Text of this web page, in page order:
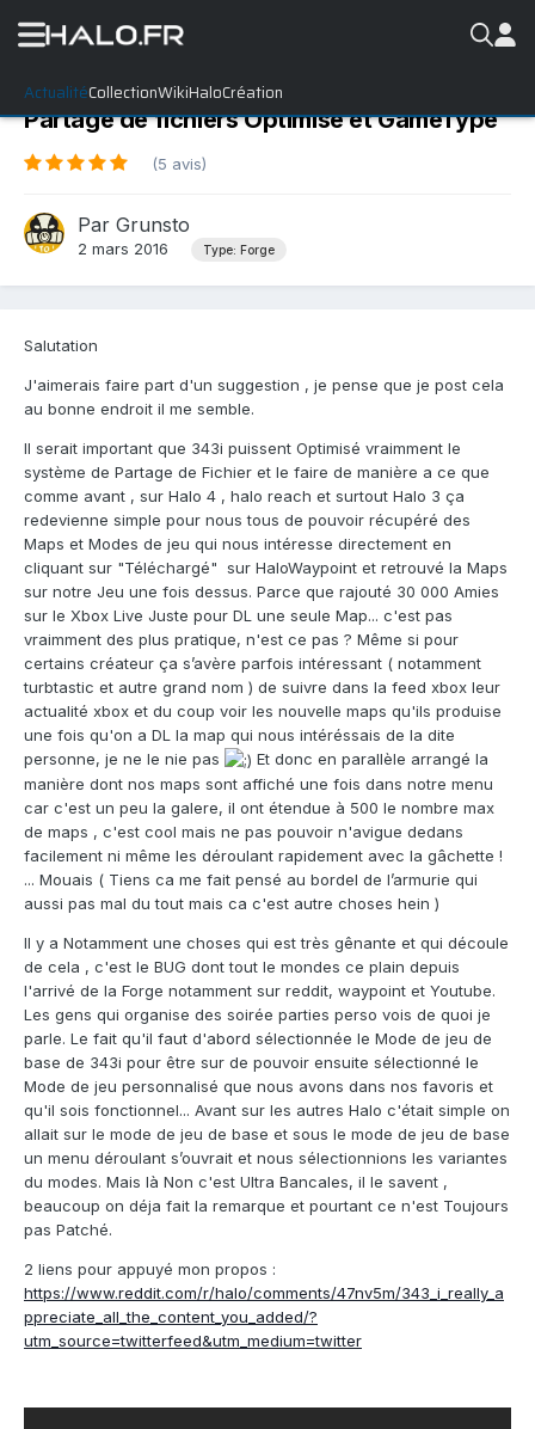
ActualitéCollectionWikiHaloCréation
Partage de fichiers Optimisé et GameType
(5 avis)
Par Grunsto
2 mars 2016 Type: Forge
Salutation
J'aimerais faire part d'un suggestion , je pense que je post cela
au bonne endroit il me semble.
Il serait important que 343i puissent Optimisé vraimment le
système de Partage de Fichier et le faire de manière a ce que
comme avant , sur Halo 4 , halo reach et surtout Halo 3 ça
redevienne simple pour nous tous de pouvoir récupéré des
Maps et Modes de jeu qui nous intéresse directement en
cliquant sur "Téléchargé" sur HaloWaypoint et retrouvé la Maps
sur notre Jeu une fois dessus. Parce que rajouté 30 000 Amies
sur le Xbox Live Juste pour DL une seule Map... c'est pas
vraimment des plus pratique, n'est ce pas ? Même si pour
certains créateur ça s’avère parfois intéressant ( notamment
turbtastic et autre grand nom ) de suivre dans la feed xbox leur
actualité xbox et du coup voir les nouvelle maps qu'ils produise
une fois qu'on a DL la map qui nous intéréssais de la dite
personne, je ne le nie pas
Et donc en parallèle arrangé la
manière dont nos maps sont affiché une fois dans notre menu
car c'est un peu la galere, il ont étendue à 500 le nombre max
de maps , c'est cool mais ne pas pouvoir n'avigue dedans
facilement ni même les déroulant rapidement avec la gâchette !
... Mouais ( Tiens ca me fait pensé au bordel de l’armurie qui
aussi pas mal du tout mais ca c'est autre choses hein )
Il y a Notamment une choses qui est très gênante et qui découle
de cela , c'est le BUG dont tout le mondes ce plain depuis
l'arrivé de la Forge notamment sur reddit, waypoint et Youtube.
Les gens qui organise des soirée parties perso vois de quoi je
parle. Le fait qu'il faut d'abord sélectionnée le Mode de jeu de
base de 343i pour être sur de pouvoir ensuite sélectionné le
Mode de jeu personnalisé que nous avons dans nos favoris et
qu'il sois fonctionnel... Avant sur les autres Halo c'était simple on
allait sur le mode de jeu de base et sous le mode de jeu de base
un menu déroulant s’ouvrait et nous sélectionnions les variantes
du modes. Mais là Non c'est Ultra Bancales, il le savent ,
beaucoup on déja fait la remarque et pourtant ce n'est Toujours
pas Patché.
2 liens pour appuyé mon propos :
https://www.reddit.com/r/halo/comments/47nv5m/343_i_really_a
ppreciate_all_the_content_you_added/?
utm_source=twitterfeed&utm_medium=twitter